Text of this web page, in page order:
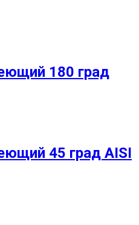
180 град
45 град AISI